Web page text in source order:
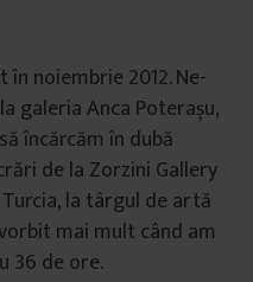
în noiembrie 2012. Ne-
galeria Anca Poterașu,
încărcăm în dubă
de la Zorzini Gallery
la târgul de artă
mai mult când am
36 de ore.